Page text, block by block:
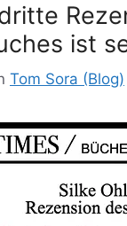
ist
Tom Sora (Blog)